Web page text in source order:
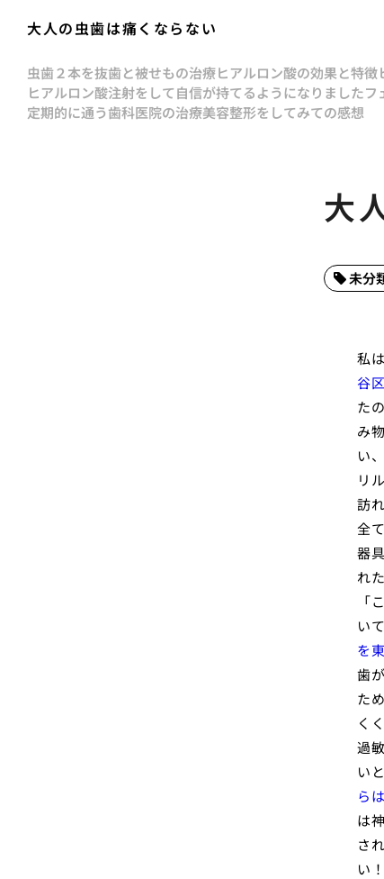
大人の虫歯は痛くならない
虫歯２本を抜歯と被せもの治療ヒアルロン酸の効果と特徴
ヒアルロン酸注射をして自信が持てるようになりましたフ
定期的に通う歯科医院の治療美容整形をしてみての感想
大
未分
私
谷
た
み
い、
リ
訪
全
器
れ
「
い
を
歯
た
く
過
い
らは
は
さ
い